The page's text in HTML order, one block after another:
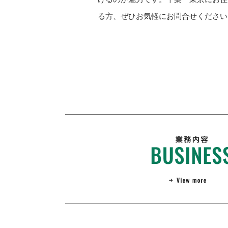
る方、ぜひお気軽にお問合せくださ